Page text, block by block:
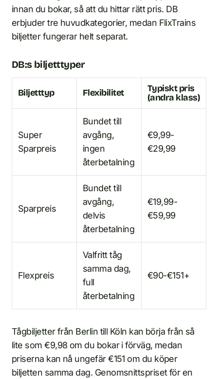
innan du bokar, så att du hittar rätt pris. DB
erbjuder tre huvudkategorier, medan FlixTrains
biljetter fungerar helt separat.
DB:s biljetttyper
Biljetttyp Flexibilitet
Typiskt pris
(andra klass)
Super
Sparpreis
Bundet till
avgång,
ingen
återbetalning
€9,99-
€29,99
Sparpreis
Bundet till
avgång,
delvis
återbetalning
€19,99-
€59,99
Flexpreis
Valfritt tåg
samma dag,
full
återbetalning
€90-€151+
Tågbiljetter från Berlin till Köln kan börja från så
lite som €9,98 om du bokar i förväg, medan
priserna kan nå ungefär €151 om du köper
biljetten samma dag. Genomsnittspriset för en